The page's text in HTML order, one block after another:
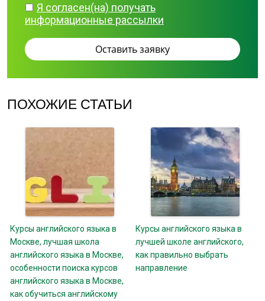
Я согласен(на) получать
информационные рассылки
ПОХОЖИЕ СТАТЬИ
Курсы английского языка в
Москве, лучшая школа
английского языка в Москве,
особенности поиска курсов
английского языка в Москве,
как обучиться английскому
Курсы английского языка в
лучшей школе английского,
как правильно выбрать
направление